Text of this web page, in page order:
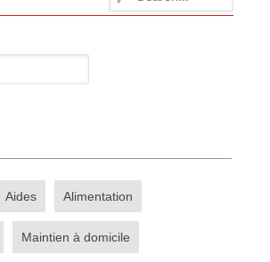
Aides Alimentation
Maintien à domicile